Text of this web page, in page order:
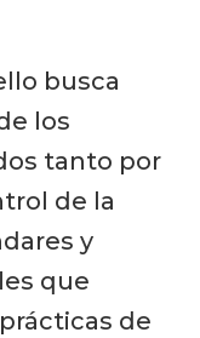
busca
los
tanto por
de la
y
que
de